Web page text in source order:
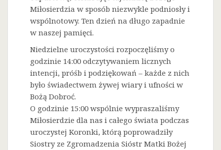
Miłosierdzia w sposób niezwykle podniosły i
wspólnotowy. Ten dzień na długo zapadnie
w naszej pamięci.
Niedzielne uroczystości rozpoczęliśmy o
godzinie 14:00 odczytywaniem licznych
intencji, próśb i podziękowań – każde z nich
było świadectwem żywej wiary i ufności w
Bożą Dobroć.
O godzinie 15:00 wspólnie wypraszaliśmy
Miłosierdzie dla nas i całego świata podczas
uroczystej Koronki, którą poprowadziły
Siostry ze Zgromadzenia Sióstr Matki Bożej